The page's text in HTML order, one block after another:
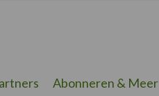
Abonneren & Meer